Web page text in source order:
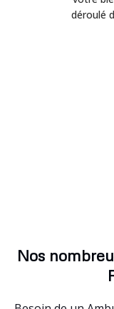
déroulé
Nos